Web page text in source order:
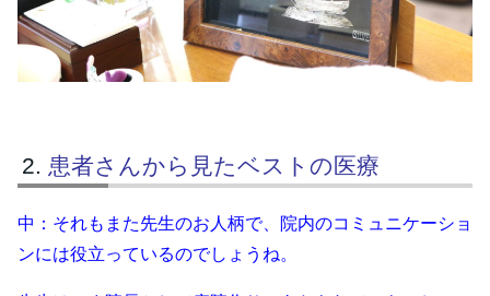
患者さんから見たベストの医療
中：それもまた先生のお人柄で、院内のコミュニケーショ
ンには役立っているのでしょうね。